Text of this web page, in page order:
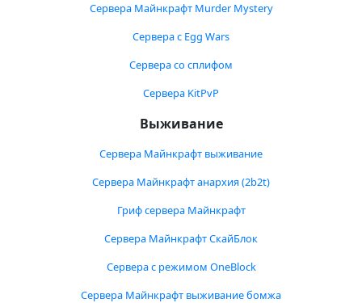
Сервера Майнкрафт Murder Mystery
Сервера с Egg Wars
Сервера со сплифом
Сервера KitPvP
Выживание
Сервера Майнкрафт выживание
Сервера Майнкрафт анархия (2b2t)
Гриф сервера Майнкрафт
Сервера Майнкрафт СкайБлок
Сервера с режимом OneBlock
Сервера Майнкрафт выживание бомжа